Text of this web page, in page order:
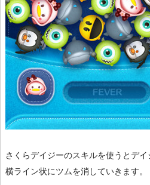
さくらデイジーのスキルを使うとデイ
横ライン状にツムを消していきます。